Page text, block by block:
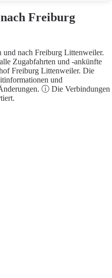
Freiburg
und nach Freiburg Littenweiler.
Zugabfahrten und -ankünfte
Freiburg Littenweiler. Die
und
ⓘ Die Verbindungen